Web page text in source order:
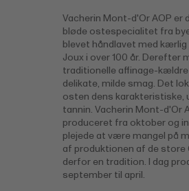
Vacherin Mont-d'Or AOP er
bløde ostespecialitet fra
blevet håndlavet med kærlig
Joux i over 100 år. Derefter
traditionelle affinage-
delikate, milde smag. Det
osten dens
tannin. Vacherin Mont-d'Or
produceret fra oktober og
plejede at være mangel på
af produktionen af de store
derfor en tradition. I dag
september til april.